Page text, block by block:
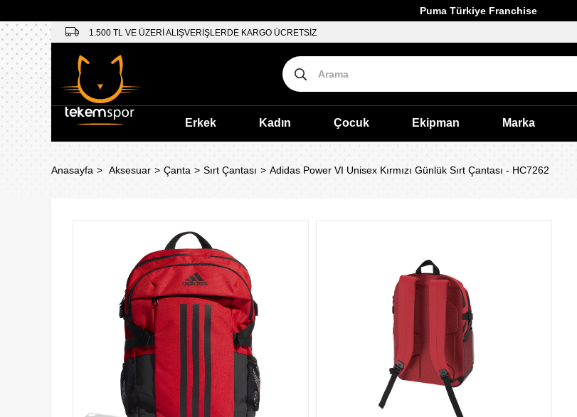
Puma Türkiye Franchise
1.500 TL VE ÜZERİ ALIŞVERİŞLERDE KARGO ÜCRETSİZ
Erkek Kadın Çocuk Ekipman Marka
Anasayfa Aksesuar Çanta Sırt Çantası Adidas Power VI Unisex Kırmızı Günlük Sırt Çantası - HC7262